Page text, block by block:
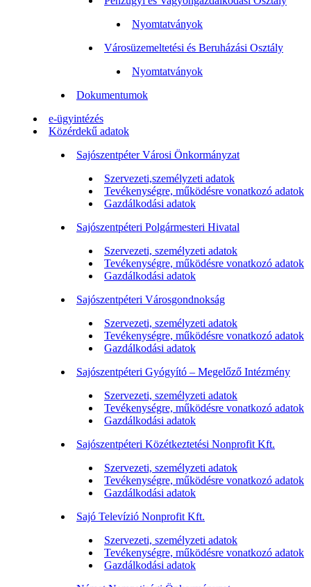
Nyomtatványok
Városüzemeltetési és Beruházási Osztály
Nyomtatványok
Dokumentumok
e-ügyintézés
Közérdekű adatok
Sajószentpéter Városi Önkormányzat
Szervezeti,személyzeti adatok
Tevékenységre, működésre vonatkozó adatok
Gazdálkodási adatok
Sajószentpéteri Polgármesteri Hivatal
Szervezeti, személyzeti adatok
Tevékenységre, működésre vonatkozó adatok
Gazdálkodási adatok
Sajószentpéteri Városgondnokság
Szervezeti, személyzeti adatok
Tevékenységre, működésre vonatkozó adatok
Gazdálkodási adatok
Sajószentpéteri Gyógyító – Megelőző Intézmény
Szervezeti, személyzeti adatok
Tevékenységre, működésre vonatkozó adatok
Gazdálkodási adatok
Sajószentpéteri Közétkeztetési Nonprofit Kft.
Szervezeti, személyzeti adatok
Tevékenységre, működésre vonatkozó adatok
Gazdálkodási adatok
Sajó Televízió Nonprofit Kft.
Szervezeti, személyzeti adatok
Tevékenységre, működésre vonatkozó adatok
Gazdálkodási adatok